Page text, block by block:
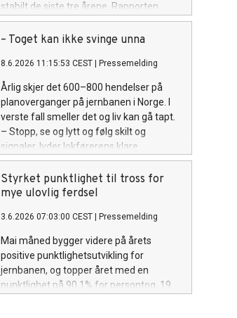
stabilt de siste tre årene. Rapporten
peker på flere områder som har et høyt
behov for fornyelse.
– Toget kan ikke svinge unna
8.6.2026 11:15:53 CEST Pressemelding
Årlig skjer det 600–800 hendelser på
planoverganger på jernbanen i Norge. I
verste fall smeller det og liv kan gå tapt.
– Stopp, se og lytt og følg skilt og
signaler, lyder lokførerens klare
oppfordring.
Styrket punktlighet til tross for
mye ulovlig ferdsel
3.6.2026 07:03:00 CEST Pressemelding
Mai måned bygger videre på årets
positive punktlighetsutvikling for
jernbanen, og topper året med en
punktlighet på 90,1% for persontog. 19